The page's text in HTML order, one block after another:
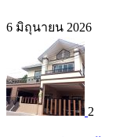
6 มิถุนายน 2026
2